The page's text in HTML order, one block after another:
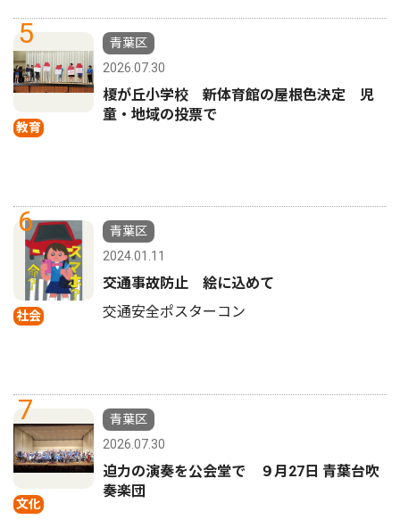
5
教育
青葉区
2026.07.30
榎が丘小学校 新体育館の屋根色決定 児
童・地域の投票で
6
社会
青葉区
2024.01.11
交通事故防止 絵に込めて
交通安全ポスターコン
7
文化
青葉区
2026.07.30
迫力の演奏を公会堂で ９月27日 青葉台吹
奏楽団